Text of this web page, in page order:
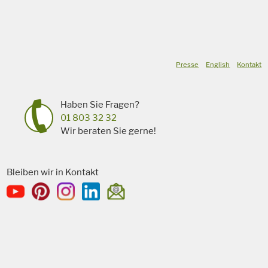
Presse English Kontakt
Haben Sie Fragen?
01 803 32 32
Wir beraten Sie gerne!
Bleiben wir in Kontakt